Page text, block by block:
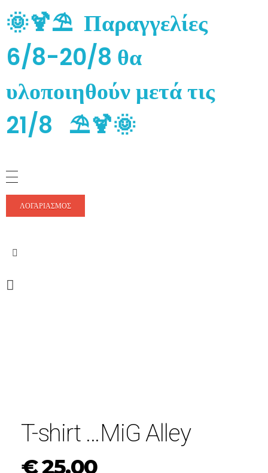
🌞🍹⛱️ Παραγγελίες
6/8-20/8 θα
υλοποιηθούν μετά τις
21/8 ⛱️🍹🌞
ΛΟΓΑΡΙΑΣΜΌΣ
T-shirt …MiG Alley
€25.00